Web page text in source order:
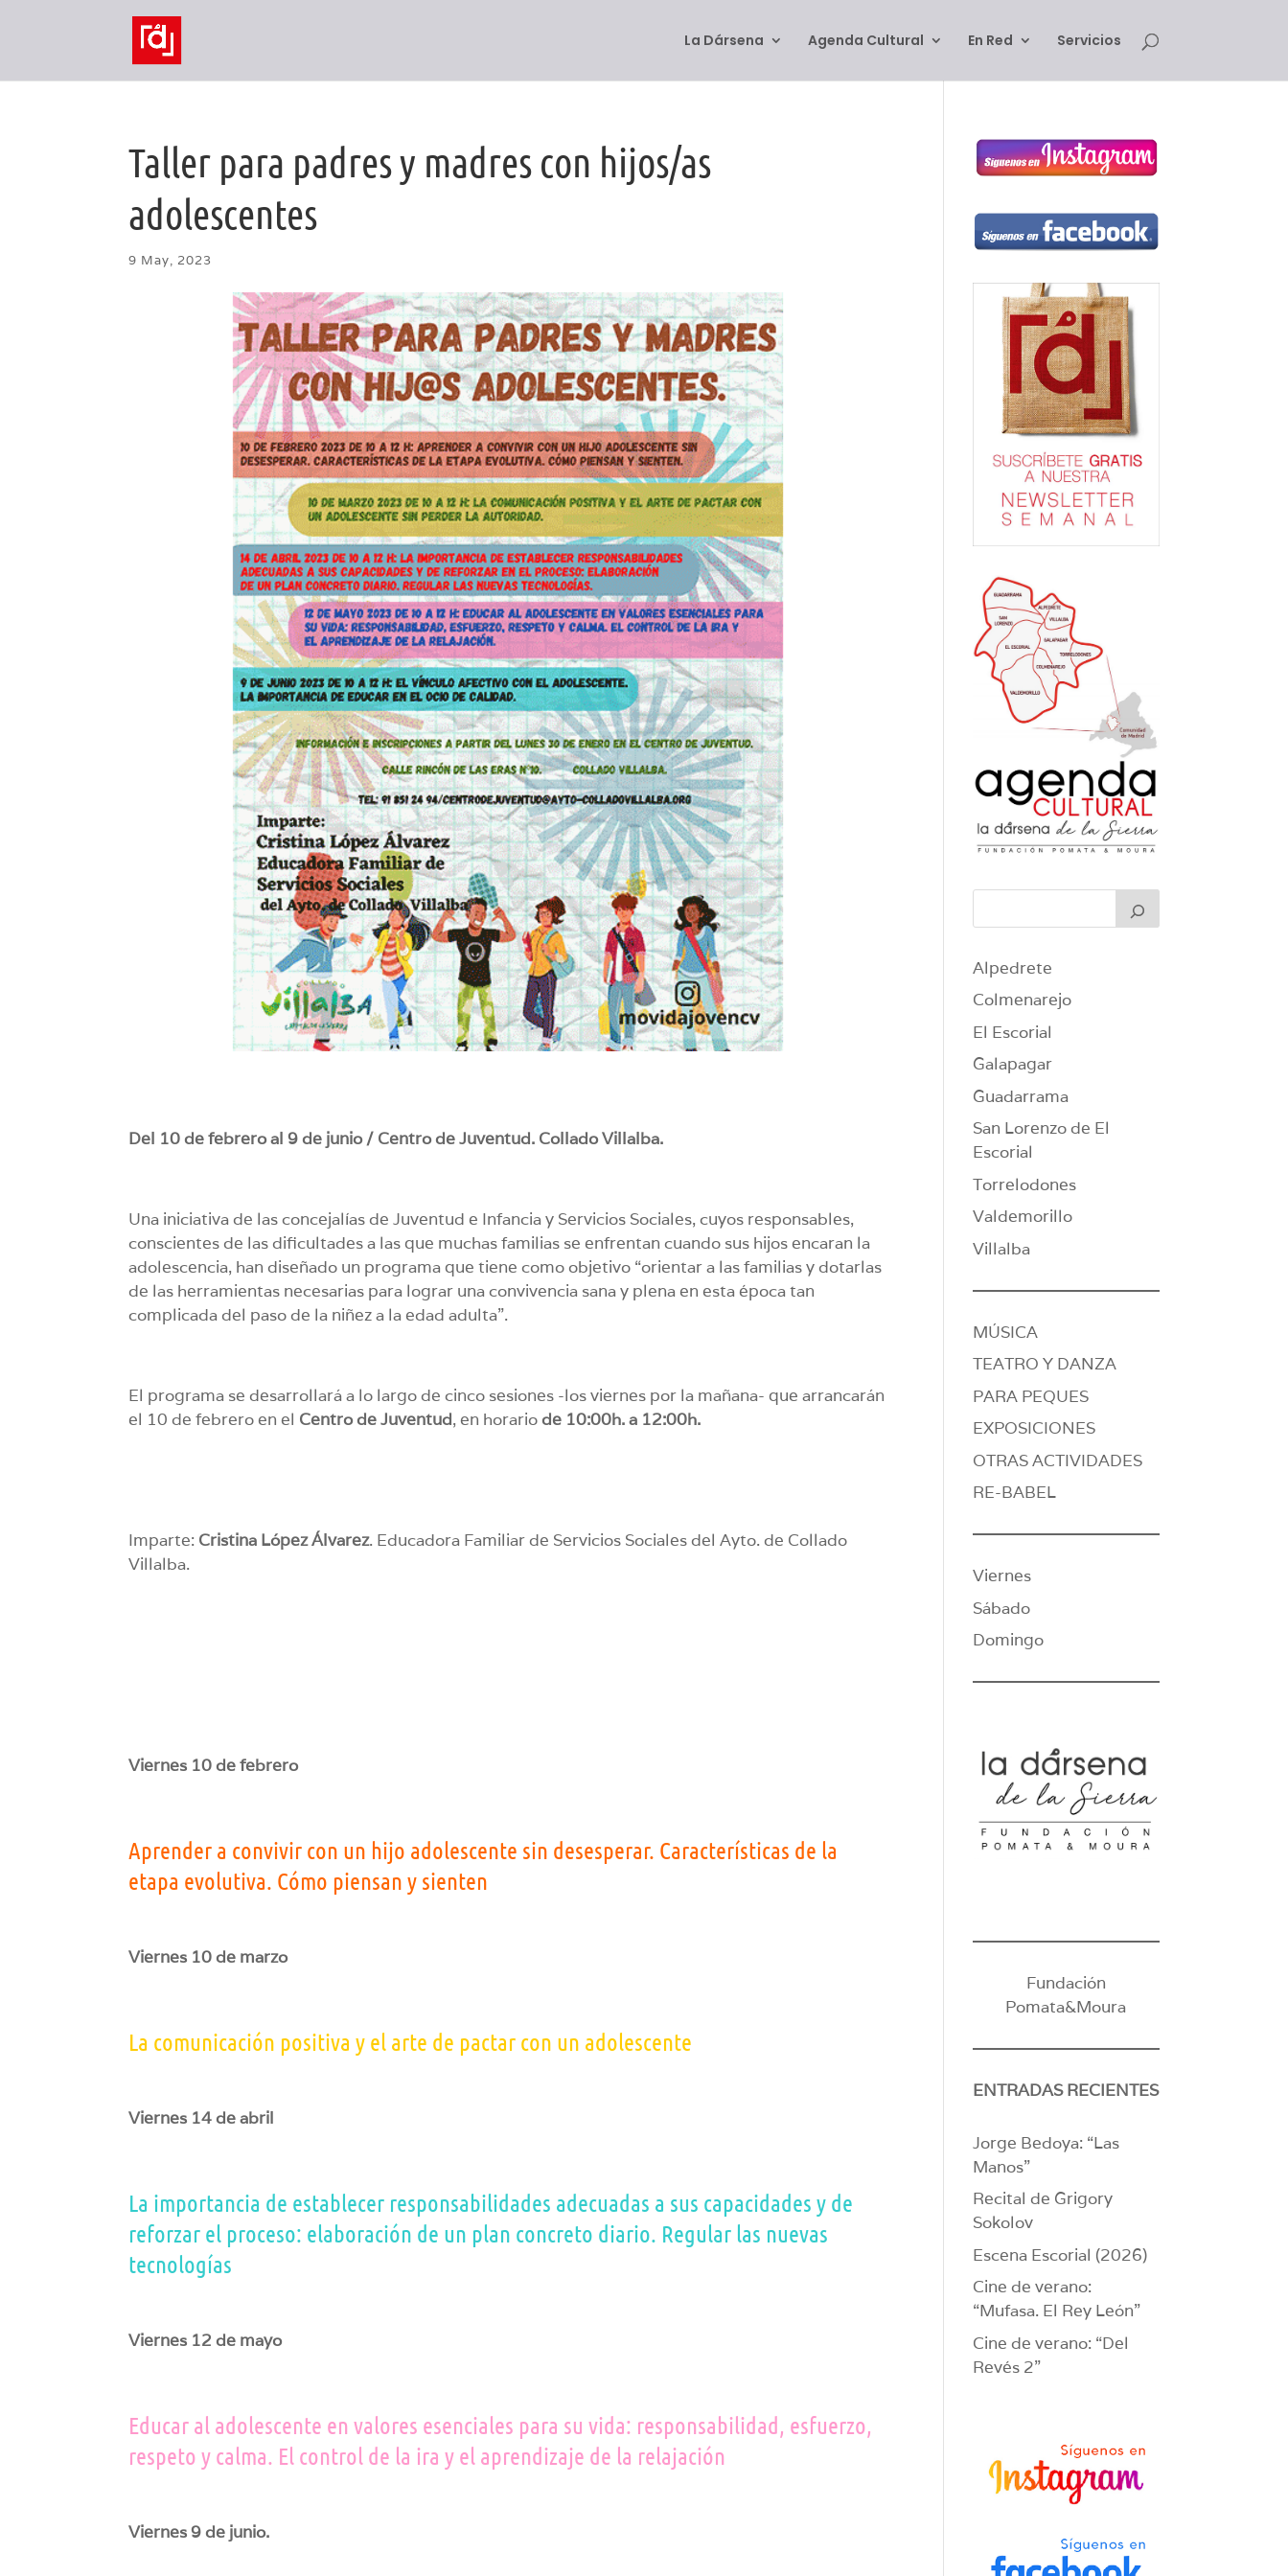
La Dársena Agenda Cultural En Red Servicios
Taller para padres y madres con hijos/as
adolescentes
9 May, 2023
Del 10 de febrero al 9 de junio / Centro de Juventud. Collado Villalba.
Una iniciativa de las concejalías de Juventud e Infancia y Servicios Sociales, cuyos responsables,
conscientes de las dificultades a las que muchas familias se enfrentan cuando sus hijos encaran la
adolescencia, han diseñado un programa que tiene como objetivo “orientar a las familias y dotarlas
de las herramientas necesarias para lograr una convivencia sana y plena en esta época tan
complicada del paso de la niñez a la edad adulta”.
El programa se desarrollará a lo largo de cinco sesiones -los viernes por la mañana- que arrancarán
el 10 de febrero en el Centro de Juventud, en horariode 10:00h. a 12:00h.
Imparte: Cristina López Álvarez. Educadora Familiar de Servicios Sociales del Ayto. de Collado
Villalba.
Viernes 10 de febrero
Aprender a convivir con un hijo adolescente sin desesperar. Características de la
etapa evolutiva. Cómo piensan y sienten
Viernes 10 de marzo
La comunicación positiva y el arte de pactar con un adolescente
Viernes 14 de abril
La importancia de establecer responsabilidades adecuadas a sus capacidades y de
reforzar el proceso: elaboración de un plan concreto diario. Regular las nuevas
tecnologías
Viernes 12 de mayo
Educar al adolescente en valores esenciales para su vida: responsabilidad, esfuerzo,
respeto y calma. El control de la ira y el aprendizaje de la relajación
Viernes 9 de junio.
Alpedrete
Colmenarejo
El Escorial
Galapagar
Guadarrama
San Lorenzo de El
Escorial
Torrelodones
Valdemorillo
Villalba
MÚSICA
TEATRO Y DANZA
PARA PEQUES
EXPOSICIONES
OTRAS ACTIVIDADES
RE-BABEL
Viernes
Sábado
Domingo
Fundación
Pomata&Moura
ENTRADAS RECIENTES
Jorge Bedoya: “Las
Manos”
Recital de Grigory
Sokolov
Escena Escorial (2026)
Cine de verano:
“Mufasa. El Rey León”
Cine de verano: “Del
Revés 2”